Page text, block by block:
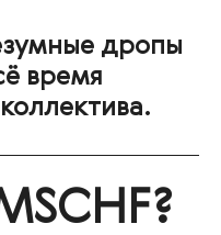
дропы
время